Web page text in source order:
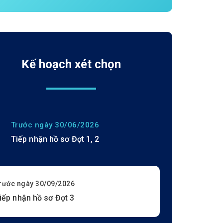
Kế hoạch xét chọn
Trước ngày 30/06/2026
Tiếp nhận hồ sơ Đợt 1, 2
ngày 30/09/2026
nhận hồ sơ Đợt 3